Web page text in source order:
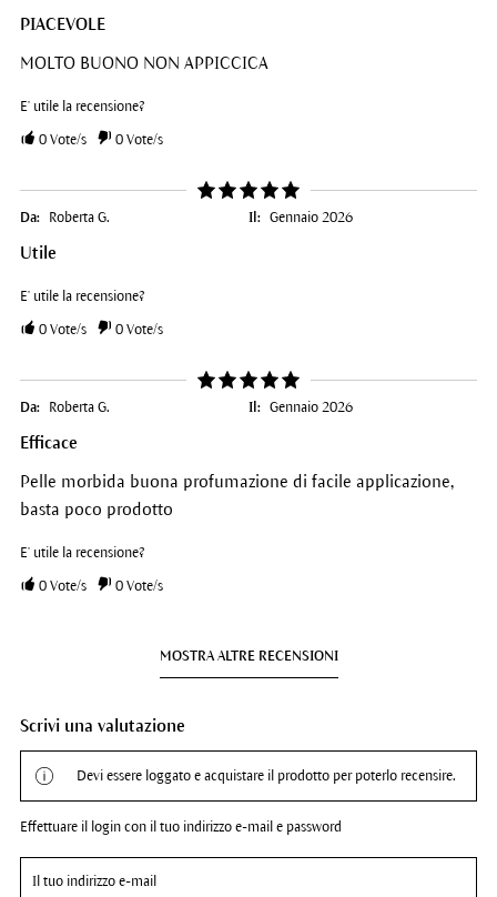
PIACEVOLE
MOLTO BUONO NON APPICCICA
E' utile la recensione?
0Vote/s 0Vote/s
Da: Roberta G. Il: Gennaio 2026
Utile
E' utile la recensione?
0Vote/s 0Vote/s
Da: Roberta G. Il: Gennaio 2026
Efficace
Pelle morbida buona profumazione di facile applicazione,
basta poco prodotto
E' utile la recensione?
0Vote/s 0Vote/s
MOSTRA ALTRE RECENSIONI
Scrivi una valutazione
Devi essere loggato e acquistare il prodotto per poterlo recensire.
Effettuare il login con il tuo indirizzo e-mail e password